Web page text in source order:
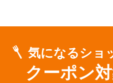
気になるショ
クーポン